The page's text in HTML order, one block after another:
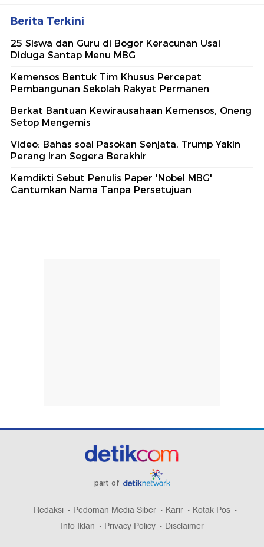
Berita Terkini
25 Siswa dan Guru di Bogor Keracunan Usai
Diduga Santap Menu MBG
Kemensos Bentuk Tim Khusus Percepat
Pembangunan Sekolah Rakyat Permanen
Berkat Bantuan Kewirausahaan Kemensos, Oneng
Setop Mengemis
Video: Bahas soal Pasokan Senjata, Trump Yakin
Perang Iran Segera Berakhir
Kemdikti Sebut Penulis Paper 'Nobel MBG'
Cantumkan Nama Tanpa Persetujuan
part of
Redaksi Pedoman Media Siber Karir
Kotak Pos
Info Iklan
Privacy Policy Disclaimer